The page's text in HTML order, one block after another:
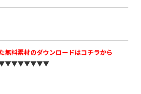
無料素材のダウンロードはコチラから